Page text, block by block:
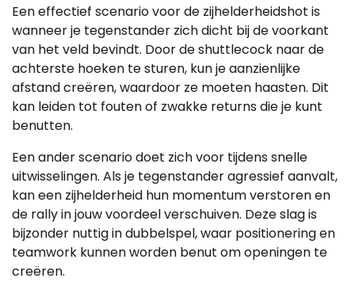
Een effectief scenario voor de zijhelderheidshot is
wanneer je tegenstander zich dicht bij de voorkant
van het veld bevindt. Door de shuttlecock naar de
achterste hoeken te sturen, kun je aanzienlijke
afstand creëren, waardoor ze moeten haasten. Dit
kan leiden tot fouten of zwakke returns die je kunt
benutten.
Een ander scenario doet zich voor tijdens snelle
uitwisselingen. Als je tegenstander agressief aanvalt,
kan een zijhelderheid hun momentum verstoren en
de rally in jouw voordeel verschuiven. Deze slag is
bijzonder nuttig in dubbelspel, waar positionering en
teamwork kunnen worden benut om openingen te
creëren.